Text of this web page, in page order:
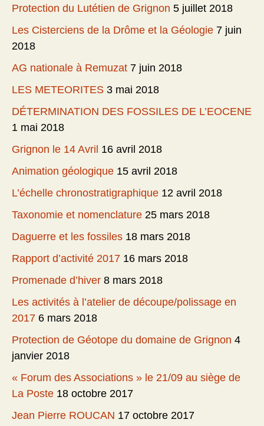
Protection du Lutétien de Grignon 5 juillet 2018
Les Cisterciens de la Drôme et la Géologie 7 juin
2018
AG nationale à Remuzat 7 juin 2018
LES METEORITES 3 mai 2018
DÉTERMINATION DES FOSSILES DE L’EOCENE
1 mai 2018
Grignon le 14 Avril 16 avril 2018
Animation géologique 15 avril 2018
L’échelle chronostratigraphique 12 avril 2018
Taxonomie et nomenclature 25 mars 2018
Daguerre et les fossiles 18 mars 2018
Rapport d’activité 2017 16 mars 2018
Promenade d’hiver 8 mars 2018
Les activités à l’atelier de découpe/polissage en
2017 6 mars 2018
Protection de Géotope du domaine de Grignon 4
janvier 2018
« Forum des Associations » le 21/09 au siège de
La Poste 18 octobre 2017
Jean Pierre ROUCAN 17 octobre 2017